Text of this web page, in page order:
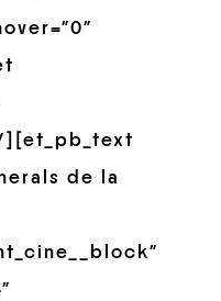
][et_pb_text
de la